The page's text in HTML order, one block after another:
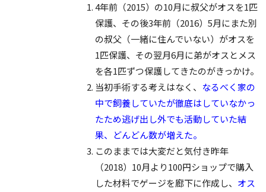
4年前（2015）の10月に叔父がオスを1匹
保護、その後3年前（2016）5月にまた別
の叔父（一緒に住んでいない）がオスを
1匹保護、その翌月6月に弟がオスとメス
を各1匹ずつ保護してきたのがきっかけ。
当初手術する考えはなく、
なるべく家の
中で飼養していたが徹底はしていなかっ
たため逃げ出し外でも活動していた結
果、どんどん数が増えた。
このままでは大変だと気付き昨年
（2018）10月より100円ショップで購入
した材料でゲージを廊下に作成し、 オス